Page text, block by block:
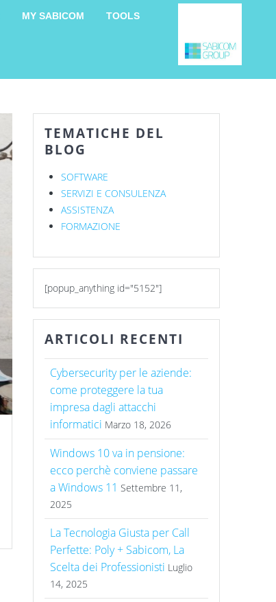
MY SABICOM TOOLS
TEMATICHE DEL
BLOG
SOFTWARE
SERVIZI E CONSULENZA
ASSISTENZA
FORMAZIONE
[popup_anything id="5152"]
ARTICOLI RECENTI
Cybersecurity per le aziende:
come proteggere la tua
impresa dagli attacchi
informatici Marzo 18, 2026
Windows 10 va in pensione:
ecco perchè conviene passare
a Windows 11 Settembre 11,
2025
La Tecnologia Giusta per Call
Perfette: Poly + Sabicom, La
Scelta dei Professionisti Luglio
14, 2025